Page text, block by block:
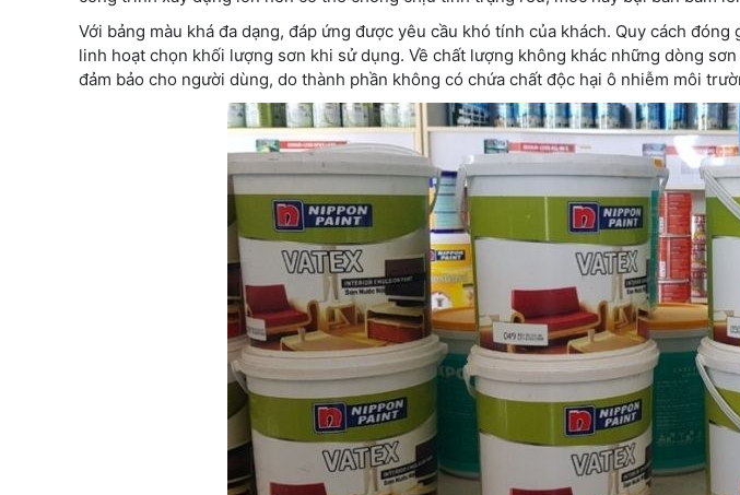
Với bảng màu khá đa dạng, đáp ứng được yêu cầu khó tính của khách. Quy cách
linh hoạt chọn khối lượng sơn khi sử dụng. Về chất lượng không khác những dòng
đảm bảo cho người dùng, do thành phần không có chứa chất độc hại ô nhiễm môi